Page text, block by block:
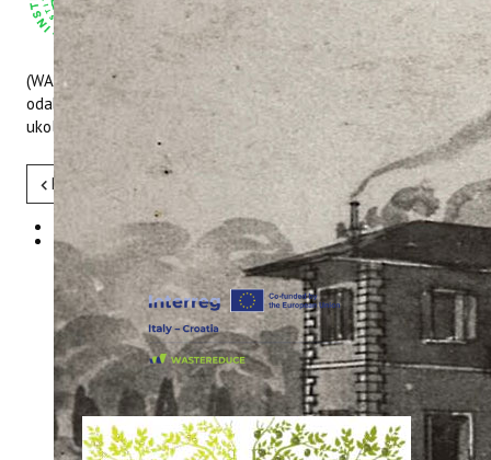
Stručni suradnik / suradnica na projektu
„Integrated WASTE REDUCtion stratEgies and
solutions in protected and Natura 2000 areas
(WASTEREDUCE)“, broj izvršitelja 1, na određeno vrijeme nije
odabran ni jedan kandidat, te će natječaj biti ponovo raspisan
ukoliko se utvrdi potreba za istim.
Pret Sljedeće